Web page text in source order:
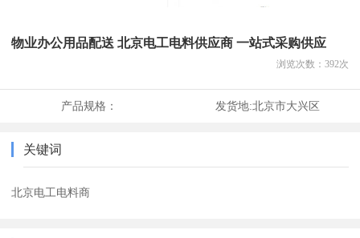
物业办公用品配送 北京电工电料供应商 一站式采购供应
浏览次数： 392次
产品规格： 发货地:北京市大兴区
关键词
北京电工电料商